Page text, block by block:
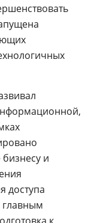
и
доступа
главным